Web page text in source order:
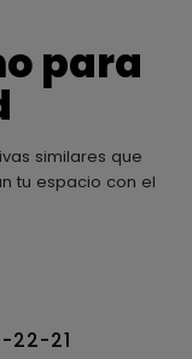
para
similares que
tu espacio con el
22-21